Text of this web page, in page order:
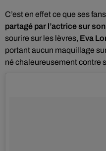
C’est en effet ce que ses
partagé par l’actrice sur
sourire sur les lèvres, Eva
portant aucun maquillage
né chaleureusement contre